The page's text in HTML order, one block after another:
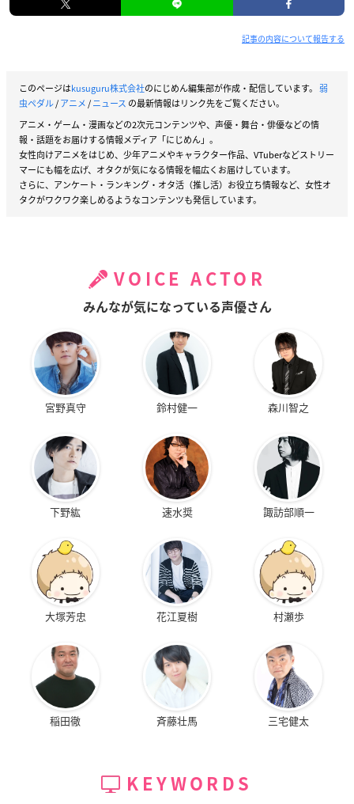
記事の内容について報告する
このページはkusuguru株式会社のにじめん編集部が作成・配信しています。 弱
虫ペダル/アニメ/ニュース の最新情報はリンク先をご覧ください。
アニメ・ゲーム・漫画などの2次元コンテンツや、声優・舞台・俳優などの情
報・話題をお届けする情報メディア「にじめん」。
女性向けアニメをはじめ、少年アニメやキャラクター作品、VTuberなどストリー
マーにも幅を広げ、オタクが気になる情報を幅広くお届けしています。
さらに、アンケート・ランキング・オタ活（推し活）お役立ち情報など、女性オ
タクがワクワク楽しめるようなコンテンツも発信しています。
VOICE ACTOR
みんなが気になっている声優さん
宮野真守 鈴村健一 森川智之
下野紘 速水奨 諏訪部順一
大塚芳忠 花江夏樹 村瀬歩
稲田徹 斉藤壮馬 三宅健太
KEYWORDS